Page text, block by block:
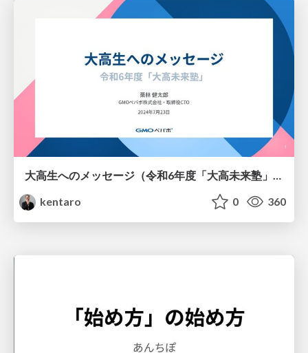
大高生へのメッセージ（令和6年度「大高未来塾」） / Messages to Current Students
kentaro
0 360